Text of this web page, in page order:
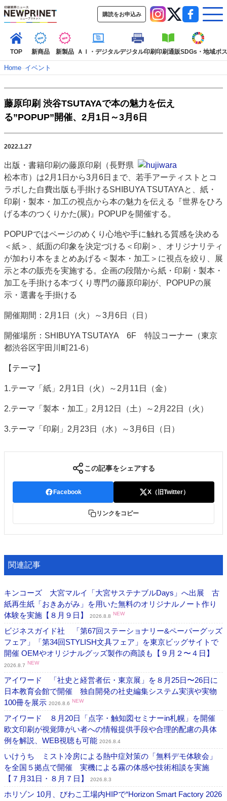
購読をお申込み
TOP 新商品 新製品 ＡＩ・デジタルデジタル印刷印刷通販SDGs・地域ポ
新着記事 特集記事
動画コンテンツ
インタビュー
コレクション
デジタル印刷
SDGs・地域
ポストプレス ビジネス イベント 信用情報
業界
市場・統計
人事・移転・異動・訃報
特集記事カテゴリー一覧
特集・デジタル印刷 アイデアで勝負！ ～多様なビジネス・多彩な商材～
JAPAN PACK 2023 特集
中古印刷機・製本機特集
2022 検査・校正特集
特集・デジタル印刷 ～ 新成長軌道を描く
案内
会社案内
購読・購入申し込み
サイトポリシー
お問い合わせ
Home–イベント
藤原印刷 渋谷TSUTAYAで本の魅力を伝え
る”POPUP”開催、2月1日～3月6日
2022.1.27
出版・書籍印刷の藤原印刷（長野県
松本市）は2月1日から3月6日まで、若手アーティストとコ
ラボした自費出版も手掛けるSHIBUYA TSUTAYAと、紙・
印刷・製本・加工の視点から本の魅力を伝える『世界をひろ
げる本のつくりかた(展)』POPUPを開催する。
POPUPではページのめくり心地や手に触れる質感を決める
＜紙＞、紙面の印象を決定づける＜印刷＞、オリジナリティ
が加わり本をまとめあげる＜製本・加工＞に視点を絞り、展
示と本の販売を実施する。企画の段階から紙・印刷・製本・
加工を手掛ける本づくり専門の藤原印刷が、POPUPの展
示・選書を手掛ける
開催期間：2月1日（火）～3月6日（日）
開催場所：SHIBUYA TSUTAYA 6F 特設コーナー（東京
都渋谷区宇田川町21-6）
【テーマ】
1.テーマ「紙」2月1日（火）～2月11日（金）
2.テーマ「製本・加工」2月12日（土）～2月22日（火）
3.テーマ「印刷」2月23日（水）～3月6日（日）
この記事をシェアする
Facebook X（旧Twitter）
リンクをコピー
関連記事
キンコーズ 大宮マルイ「大宮サステナブルDays」へ出展 古
紙再生紙「おきあがみ」を用いた無料のオリジナルノート作り
体験を実施【８月９日】
2026.8.8 NEW
ビジネスガイド社 「第67回ステーショナリー&ペーパーグッズ
フェア」「第34回STYLISH文具フェア」を東京ビッグサイトで
開催 OEMやオリジナルグッズ製作の商談も【９月２〜４日】
2026.8.7 NEW
アイワード 「社史と経営者伝・東京展」を８月25日〜26日に
日本教育会館で開催 独自開発の社史編集システム実演や実物
100冊を展示 2026.8.6 NEW
アイワード ８月20日「点字・触知図セミナーin札幌」を開催
欧文印刷が視覚障がい者への情報提供手段や合理的配慮の具体
例を解説、WEB視聴も可能 2026.8.4
いけうち ミスト冷房による熱中症対策の「無料デモ体験会」
を全国５拠点で開催 実機による霧の体感や技術相談を実施
【７月31日・８月７日】
2026.8.3
ホリゾン 10月、びわこ工場内HIPで“Horizon Smart Factory 2026